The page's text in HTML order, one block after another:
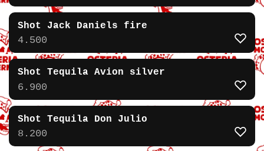
Shot Jack Daniels fire
4.500
Shot Tequila Avion silver
6.900
Shot Tequila Don Julio
8.200